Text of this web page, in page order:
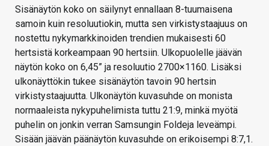
Sisänäytön koko on säilynyt ennallaan 8-tuumaisena
samoin kuin resoluutiokin, mutta sen virkistystaajuus on
nostettu nykymarkkinoiden trendien mukaisesti 60
hertsistä korkeampaan 90 hertsiin. Ulkopuolelle jäävän
näytön koko on 6,45” ja resoluutio 2700×1160. Lisäksi
ulkonäyttökin tukee sisänäytön tavoin 90 hertsin
virkistystaajuutta. Ulkonäytön kuvasuhde on monista
normaaleista nykypuhelimista tuttu 21:9, minkä myötä
puhelin on jonkin verran Samsungin Foldeja leveämpi.
Sisään jäävän päänäytön kuvasuhde on erikoisempi 8:7,1.